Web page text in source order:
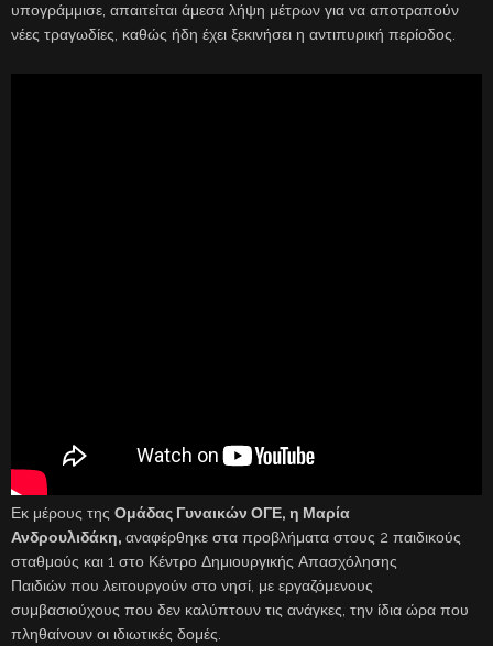
υπογράμμισε, απαιτείται άμεσα λήψη μέτρων για να αποτραπούν
νέες τραγωδίες, καθώς ήδη έχει ξεκινήσει η αντιπυρική περίοδος.
Εκ μέρους της Ομάδας Γυναικών ΟΓΕ, η Μαρία
Ανδρουλιδάκη, αναφέρθηκε στα προβλήματα στους 2 παιδικούς
σταθμούς και 1 στο Κέντρο Δημιουργικής Απασχόλησης
Παιδιών που λειτουργούν στο νησί, με εργαζόμενους
συμβασιούχους που δεν καλύπτουν τις ανάγκες, την ίδια ώρα που
πληθαίνουν οι ιδιωτικές δομές.